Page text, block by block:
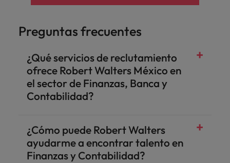
Preguntas frecuentes
¿Qué servicios de reclutamiento
ofrece Robert Walters México en
el sector de Finanzas, Banca y
Contabilidad?
¿Cómo puede Robert Walters
ayudarme a encontrar talento en
Finanzas y Contabilidad?